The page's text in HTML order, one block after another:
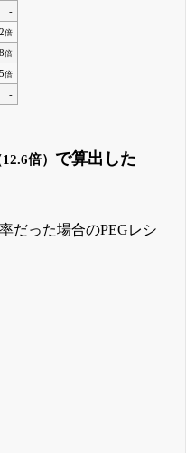
-
倍
倍
倍
-
倍） で算出した
だった場合のPEGレシ